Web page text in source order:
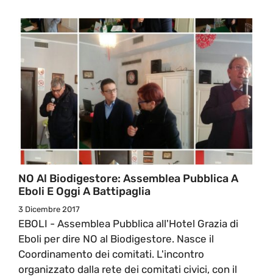
NO Al Biodigestore: Assemblea Pubblica A
Eboli E Oggi A Battipaglia
3 Dicembre 2017
EBOLI - Assemblea Pubblica all'Hotel Grazia di
Eboli per dire NO al Biodigestore. Nasce il
Coordinamento dei comitati. L'incontro
organizzato dalla rete dei comitati civici, con il